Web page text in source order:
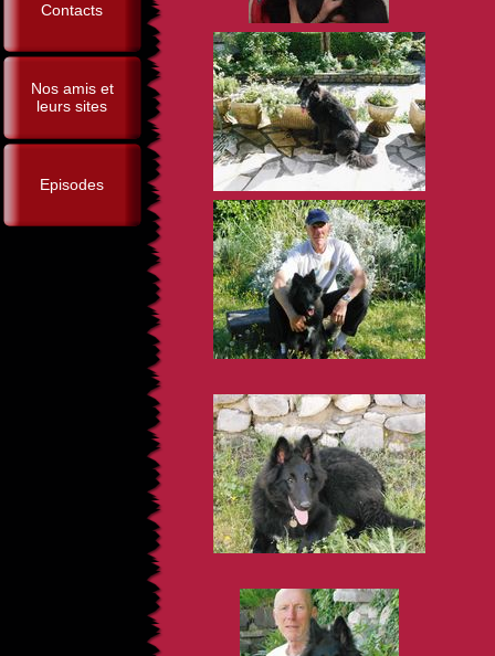
Contacts
Nos amis et
leurs sites
Episodes